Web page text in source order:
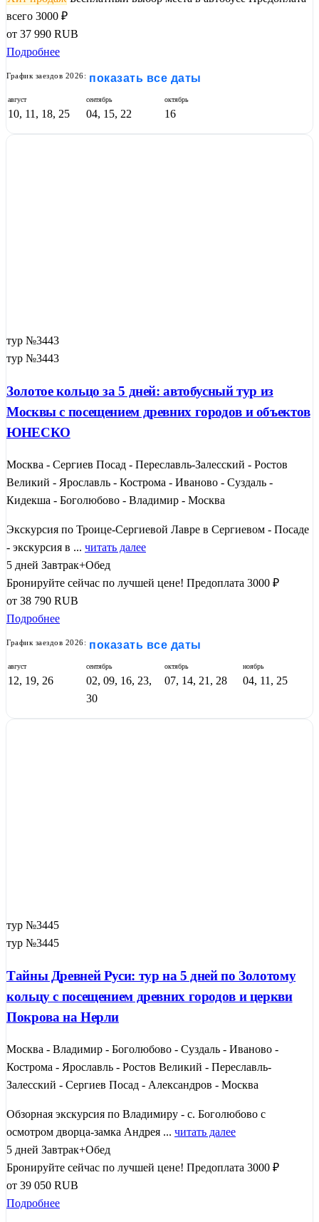
всего 3000 ₽
от 37 990 RUB
Подробнее
График заездов 2026: показать все даты
август
10, 11, 18, 25
сентябрь
04, 15, 22
октябрь
16
тур №3443
тур №3443
Золотое кольцо за 5 дней: автобусный тур из
Москвы с посещением древних городов и объектов
ЮНЕСКО
Москва - Сергиев Посад - Переславль-Залесский - Ростов
Великий - Ярославль - Кострома - Иваново - Суздаль -
Кидекша - Боголюбово - Владимир - Москва
Экскурсия по Троице-Сергиевой Лавре в Сергиевом - Посаде
- экскурсия в ... читать далее
5 дней Завтрак+Обед
Бронируйте сейчас по лучшей цене! Предоплата 3000 ₽
от 38 790 RUB
Подробнее
График заездов 2026: показать все даты
август
12, 19, 26
сентябрь
02, 09, 16, 23,
30
октябрь
07, 14, 21, 28
ноябрь
04, 11, 25
тур №3445
тур №3445
Тайны Древней Руси: тур на 5 дней по Золотому
кольцу с посещением древних городов и церкви
Покрова на Нерли
Москва - Владимир - Боголюбово - Суздаль - Иваново -
Кострома - Ярославль - Ростов Великий - Переславль-
Залесский - Сергиев Посад - Александров - Москва
Обзорная экскурсия по Владимиру - с. Боголюбово с
осмотром дворца-замка Андрея ... читать далее
5 дней Завтрак+Обед
Бронируйте сейчас по лучшей цене! Предоплата 3000 ₽
от 39 050 RUB
Подробнее